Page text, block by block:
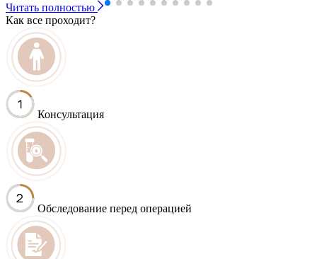
Читать полностью
Как все проходит?
Консультация
Обследование перед операцией